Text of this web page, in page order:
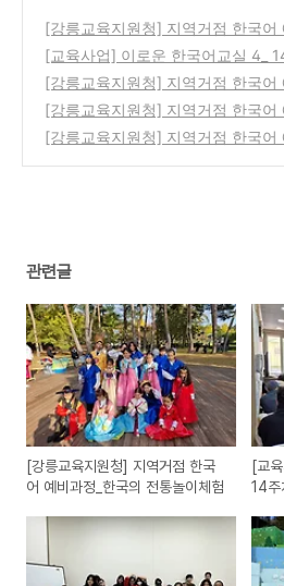
[강릉교육지원청] 지역거점 한국어
한국의 전통놀이체험
(0)
[교육사업] 이로운 한국어교실 4_
[강릉교육지원청] 지역거점 한국어
프로그램_청소년도전골든벨
(0)
[강릉교육지원청] 지역거점 한국어
프로그램_지역문화탐방_홍천알파
[강릉교육지원청] 지역거점 한국어
관련글
[강릉교육지원청] 지역거점 한국
어 예비과정_한국의 전통놀이체험
[교
14주